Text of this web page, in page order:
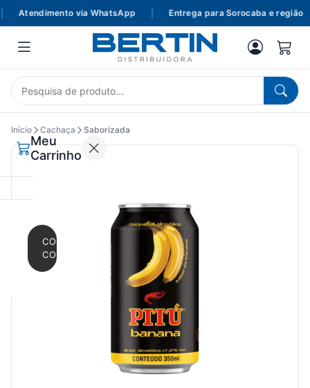
Atendimento via WhatsApp Entrega para Sorocaba e região
Meu
Carrinho
CONTINUAR
COMPRANDO
Início Cachaça Saborizada